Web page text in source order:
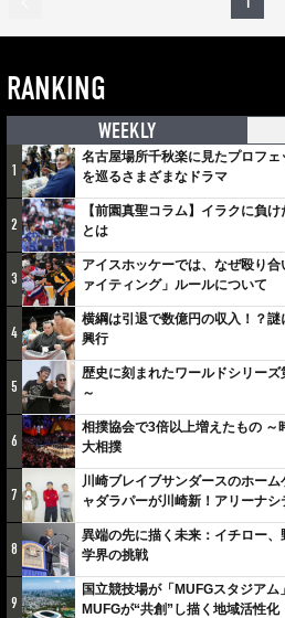
RANKING
WEEKLY
1
名古屋場所千秋楽に見たプロフ
を巡るさまざまなドラマ
2
【前園真聖コラム】イラクに負
とは
3
アイスホッケーでは、なぜ殴り
ァイティング」ルールについて
4
横綱は引退で数億円の収入！？
興行
5
歴史に刻まれたワールドシリー
～
6
相撲協会で3倍以上増えたもの
大相撲
7
川崎ブレイブサンダースのホー
ャダラパーが川崎新！アリーナ
しみでしかないでしょ。川崎は
8
異端の先に描く未来：イチロー
学界の挑戦
9
国立競技場が「MUFGスタジア
MUFGが“共創”し描く地域活性